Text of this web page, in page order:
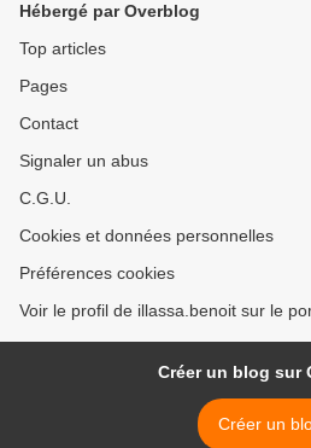
Hébergé par Overblog
Top articles
Pages
Contact
Signaler un abus
C.G.U.
Cookies et données personnelles
Préférences cookies
Voir le profil de illassa.benoit sur le
Créer un blog sur
Créer un